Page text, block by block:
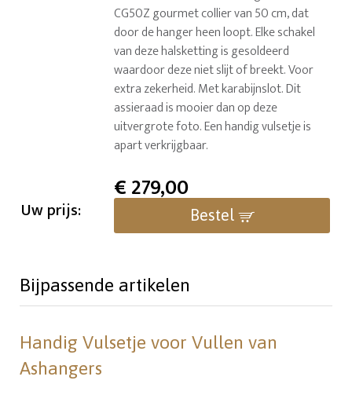
CG50Z gourmet collier van 50 cm, dat
door de hanger heen loopt. Elke schakel
van deze halsketting is gesoldeerd
waardoor deze niet slijt of breekt. Voor
extra zekerheid. Met karabijnslot. Dit
assieraad is mooier dan op deze
uitvergrote foto. Een handig vulsetje is
apart verkrijgbaar.
Uw prijs:
€279,00
Bestel
Bijpassende artikelen
Handig Vulsetje voor Vullen van
Ashangers